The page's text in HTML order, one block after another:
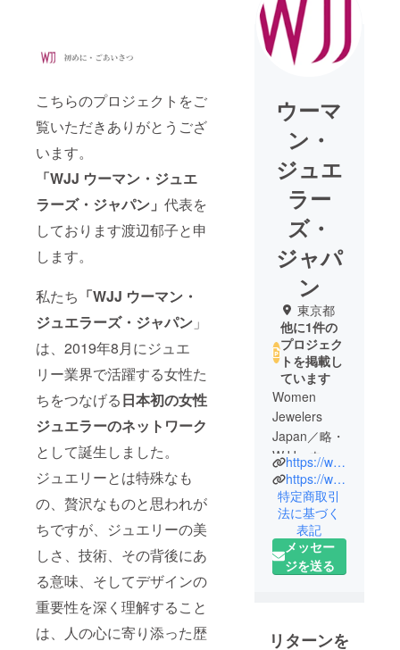
こちらのプロジェクトをご
覧いただきありがとうござ
います。
「WJJ ウーマン・ジュエ
ラーズ・ジャパン」 代表を
しております渡辺郁子と申
します。
私たち 「WJJ ウーマン・
ジュエラーズ・ジャパン 」
は、2019年8月にジュエ
リー業界で活躍する女性た
ちをつなげる日本初の女性
ジュエラーのネットワーク
として誕生しました。
ジュエリーとは特殊なも
の、贅沢なものと思われが
ちですが、ジュエリーの美
しさ、技術、その背後にあ
る意味、そしてデザインの
重要性を深く理解すること
は、人の心に寄り添った歴
ウーマ
ン・
ジュエ
ラー
ズ・
ジャパ
ン
東京都
他に1件の
プロジェク
トを掲載し
ています
Women
Jewelers
Japan／略・
WJJ、ウーマ
ン・ジュエ
ラーズ・
ジャパン
は、日本の
ジュエリー
をもっと元
から、2019
https://womenjewelersjapan.com/
https://womenjewelersjapan.stores.jp
特定商取引
法に基づく
表記
メッセー
ジを送る
リターンを